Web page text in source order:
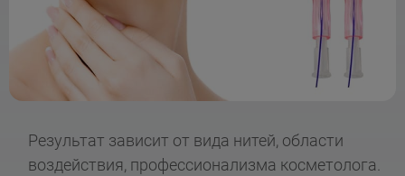
Результат зависит от вида нитей, области
воздействия, профессионализма косметолога.